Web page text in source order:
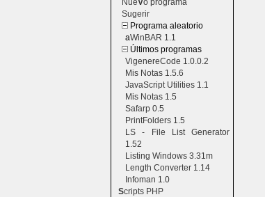
Sugerir
Programa aleatorio
aWinBAR 1.1
Últimos programas
VigenereCode 1.0.0.2
Mis Notas 1.5.6
JavaScript Utilities 1.1
Mis Notas 1.5
Safarp 0.5
PrintFolders 1.5
LS - File List Generator
1.52
Listing Windows 3.31m
Length Converter 1.14
Infoman 1.0
Scripts PHP